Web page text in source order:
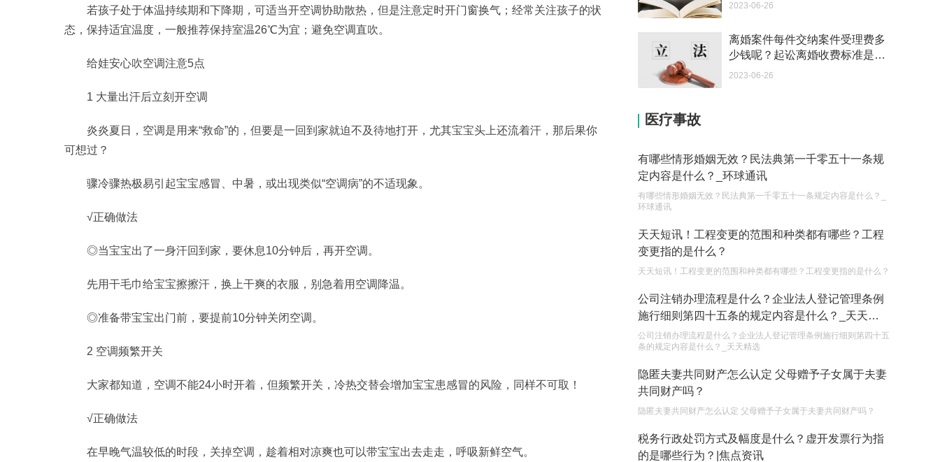
若孩子处于体温持续期和下降期，可适当开空调协助散热，但是注意定时开门窗换气；经常关注孩子的状
态，保持适宜温度，一般推荐保持室温26℃为宜；避免空调直吹。
给娃安心吹空调注意5点
1 大量出汗后立刻开空调
炎炎夏日，空调是用来“救命”的，但要是一回到家就迫不及待地打开，尤其宝宝头上还流着汗，那后果你
可想过？
骤冷骤热极易引起宝宝感冒、中暑，或出现类似“空调病”的不适现象。
√正确做法
◎当宝宝出了一身汗回到家，要休息10分钟后，再开空调。
先用干毛巾给宝宝擦擦汗，换上干爽的衣服，别急着用空调降温。
◎准备带宝宝出门前，要提前10分钟关闭空调。
2 空调频繁开关
大家都知道，空调不能24小时开着，但频繁开关，冷热交替会增加宝宝患感冒的风险，同样不可取！
√正确做法
在早晚气温较低的时段，关掉空调，趁着相对凉爽也可以带宝宝出去走走，呼吸新鲜空气。
如何续签居住证 我的1月7日到期
中介说商务签转工作签证合法吗 应该向哪个国家机
关报案？
你好 我需要申请去美国结婚的签证 过程是什么？
代理权的产生原因是什么？当我国没有外贸经营权
的企业委托外贸公司进出口贸易时，相关当事人的
权利和责任是什么？
2023-05-04
单纯的遗产赠要缴税吗？
2023-05-05
遗产继承必须要公证吗？
2023-05-05
2023-06-26
离婚案件每件交纳案件受理费多
少钱呢？起讼离婚收费标准是什
么呢？ 焦点资讯
2023-06-26
医疗事故
有哪些情形婚姻无效？民法典第一千零五十一条规
定内容是什么？_环球通讯
有哪些情形婚姻无效？民法典第一千零五十一条规定内容是什么？_
环球通讯
天天短讯！工程变更的范围和种类都有哪些？工程
变更指的是什么？
天天短讯！工程变更的范围和种类都有哪些？工程变更指的是什么？
公司注销办理流程是什么？企业法人登记管理条例
施行细则第四十五条的规定内容是什么？_天天精
选
公司注销办理流程是什么？企业法人登记管理条例施行细则第四十五
条的规定内容是什么？_天天精选
隐匿夫妻共同财产怎么认定 父母赠予子女属于夫妻
共同财产吗？
隐匿夫妻共同财产怎么认定 父母赠予子女属于夫妻共同财产吗？
税务行政处罚方式及幅度是什么？虚开发票行为指
的是哪些行为？|焦点资讯